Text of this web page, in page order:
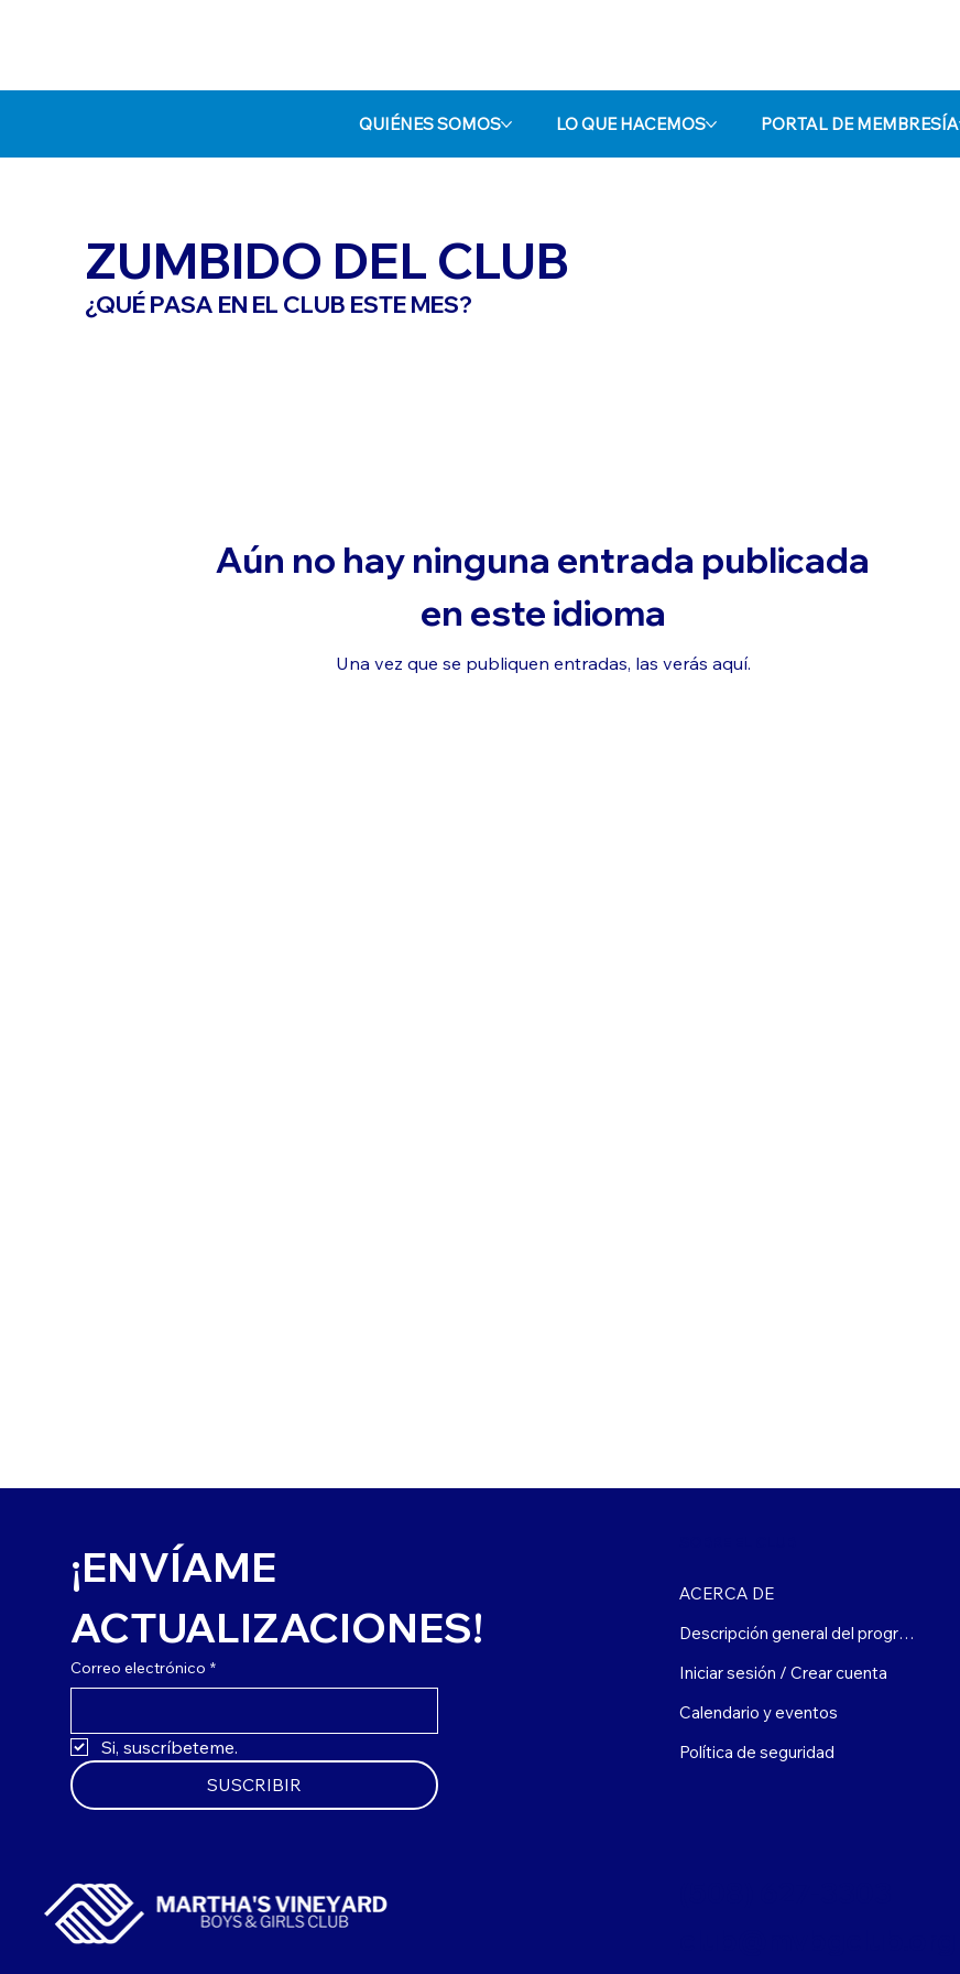
QUIÉNES SOMOS LO QUE HACEMOS PORTAL DE MEMBRESÍA
ZUMBIDO DEL CLUB
¿QUÉ PASA EN EL CLUB ESTE MES?
Aún no hay ninguna entrada publicada
en este idioma
Una vez que se publiquen entradas, las verás aquí.
¡ENVÍAME
ACTUALIZACIONES!
Correo electrónico *
Si, suscríbeteme.
SUSCRIBIR
ACERCA DE
Descripción general del programa
Iniciar sesión / Crear cuenta
Calendario y eventos
Política de seguridad